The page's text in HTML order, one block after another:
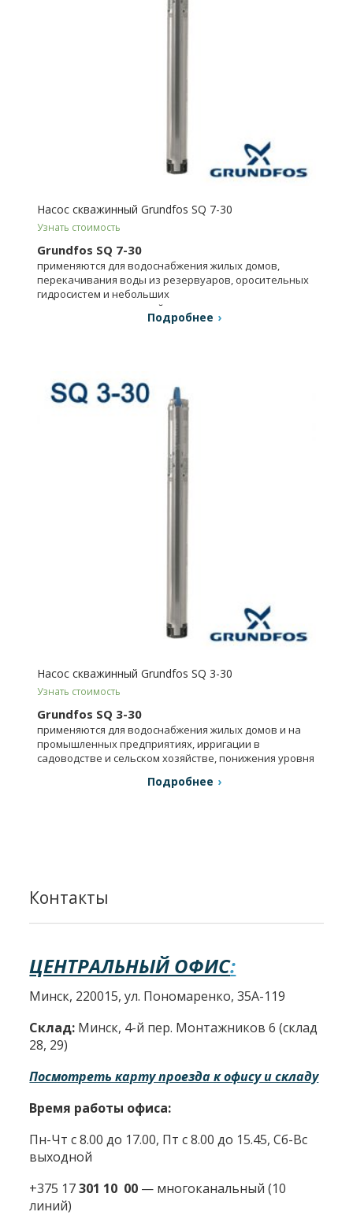
Насос скважинный Grundfos SQ 7-30
Узнать стоимость
Grundfos SQ 7-30
применяются для водоснабжения жилых домов,
перекачивания воды из резервуаров, оросительных
гидросистем и небольших
водопроводных станций.
Подробнее
Насос скважинный Grundfos SQ 3-30
Узнать стоимость
Grundfos SQ 3-30
применяются для водоснабжения жилых домов и на
промышленных предприятиях, ирригации в
садоводстве и сельском хозяйстве, понижения уровня
Подробнее
Контакты
ЦЕНТРАЛЬНЫЙ ОФИС:
Минск, 220015, ул. Пономаренко, 35А-119
Склад: Минск, 4-й пер. Монтажников 6 (склад
28, 29)
Посмотреть карту проезда к офису и складу
Время работы офиса:
Пн-Чт с 8.00 до 17.00, Пт с 8.00 до 15.45, Сб-Вс
выходной
+375 17301 10 00 — многоканальный (10
линий)